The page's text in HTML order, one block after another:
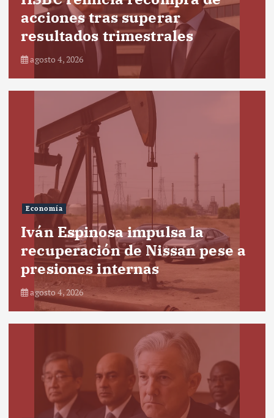
acciones tras superar
resultados trimestrales
agosto 4, 2026
Economía
Iván Espinosa impulsa la
recuperación de Nissan pese a
presiones internas
agosto 4, 2026